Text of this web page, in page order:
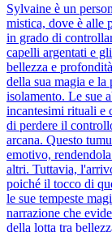
Sylvaine è un
mistica, dove è alle
in grado di
capelli argentati e
bellezza e
della sua magia e
isolamento. Le sue
incantesimi rituali e
di perdere il
arcana. Questo
emotivo,
altri. Tuttavia,
poiché il tocco di
le sue tempeste
narrazione che
della lotta tra